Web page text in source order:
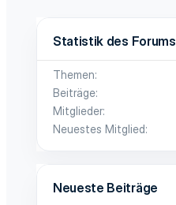
Statistik des Forums
Themen
Beiträge
Mitglieder
Neuestes Mitglied
Neueste Beiträge